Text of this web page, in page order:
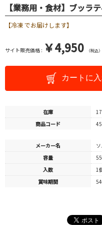
【業務用・食材】ブッ
【冷凍 でお届けします】
サイト販売価格 : ￥4,950 （税込）
カートに
在庫
17
商品コード
メーカー名
容量
入数
1
賞味期間